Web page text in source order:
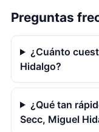
Preguntas
¿Cuánto
Hidalgo?
¿Qué tan
Secc, Miguel